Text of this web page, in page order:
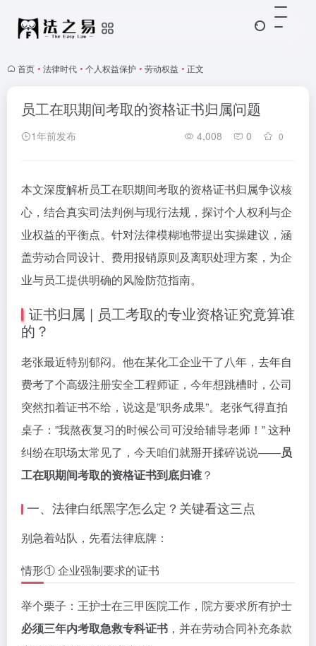
首页 • 法律时代 • 个人权益保护 • 劳动权益 • 正文
员工在职期间考取的资格证书归属问题
1年前发布 4,008 0 0
本文深度解析员工在职期间考取的资格证书归属争议核
心，结合真实司法判例与现行法规，探讨个人权利与企
业权益的平衡点。针对法律模糊地带提出实操建议，涵
盖劳动合同设计、费用报销原则及离职处理方案，为企
业与员工提供明确的风险防范指南。
证书归属 | 员工考取的专业资格证究竟算谁
的？
老张最近特别郁闷。他在某化工企业干了八年，去年自
费考了个高级注册安全工程师证，今年想跳槽时，公司
突然扣着证书不给，说这是”职务成果”。老张气得直拍
桌子：”我熬夜复习的时候公司可没给辅导老师！” 这种
纠纷在职场太常见了，今天咱们就掰开揉碎说说——员
工在职期间考取的资格证书到底归谁？
一、法律白纸黑字怎么定？关键看这三点
别急着站队，先看法律底牌：
情形① 企业强制要求的证书
举个栗子：王护士在三甲医院工作，院方要求所有护士
必须三年内考取急救专科证书 ，并在劳动合同补充条款